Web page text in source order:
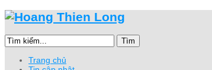
Tìm
Trang chủ